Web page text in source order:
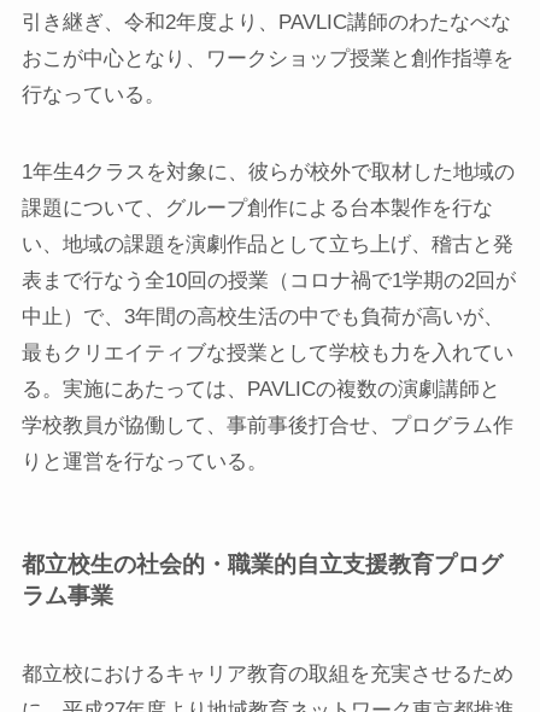
引き継ぎ、令和2年度より、PAVLIC講師のわたなべな
おこが中心となり、ワークショップ授業と創作指導を
行なっている。
1年生4クラスを対象に、彼らが校外で取材した地域の
課題について、グループ創作による台本製作を行な
い、地域の課題を演劇作品として立ち上げ、稽古と発
表まで行なう全10回の授業（コロナ禍で1学期の2回が
中止）で、3年間の高校生活の中でも負荷が高いが、
最もクリエイティブな授業として学校も力を入れてい
る。実施にあたっては、PAVLICの複数の演劇講師と
学校教員が協働して、事前事後打合せ、プログラム作
りと運営を行なっている。
都立校生の社会的・職業的自立支援教育プログ
ラム事業
都立校におけるキャリア教育の取組を充実させるため